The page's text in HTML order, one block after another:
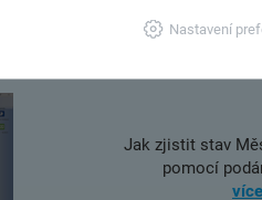
Nastavení
Jak zjistit stav
pomocí
více